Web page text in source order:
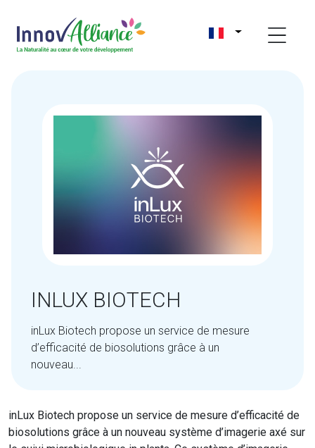
INLUX BIOTECH
inLux Biotech propose un service de mesure
d’efficacité de biosolutions grâce à un
nouveau...
inLux Biotech propose un service de mesure d’efficacité de
biosolutions grâce à un nouveau système d’imagerie axé sur